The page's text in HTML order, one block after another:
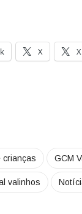
X X
crianças GCM
valinhos